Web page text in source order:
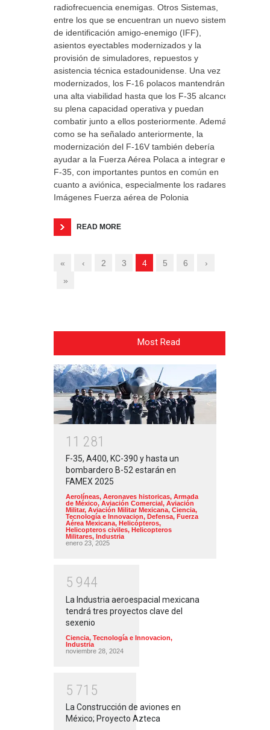
radiofrecuencia enemigas. Otros Sistemas,
entre los que se encuentran un nuevo sistema
de identificación amigo-enemigo (IFF),
asientos eyectables modernizados y la
provisión de simuladores, repuestos y
asistencia técnica estadounidense. Una vez
modernizados, los F-16 polacos mantendrán
una alta viabilidad hasta que los F-35 alcancen
su plena capacidad operativa y puedan
combatir junto a ellos posteriormente. Además,
como se ha señalado anteriormente, la
modernización del F-16V también debería
ayudar a la Fuerza Aérea Polaca a integrar el
F-35, con importantes puntos en común en
cuanto a aviónica, especialmente los radares.
Imágenes Fuerza aérea de Polonia
READ MORE
« ‹ 2 3 4 5 6
›
»
Most Read
1 1 281
F-35, A400, KC-390 y hasta un
bombardero B-52 estarán en
FAMEX 2025
Aerolíneas, Aeronaves historicas, Armada
de México, Aviación Comercial, Aviación
Militar, Aviación Militar Mexicana, Ciencia,
Tecnología e Innovacion, Defensa, Fuerza
Aérea Mexicana, Helicópteros,
Helicopteros civiles, Helicopteros
Militares, Industria
enero 23, 2025
5 944
La Industria aeroespacial mexicana
tendrá tres proyectos clave del
sexenio
Ciencia, Tecnología e Innovacion,
Industria
noviembre 28, 2024
5 71 5
La Construcción de aviones en
México; Proyecto Azteca